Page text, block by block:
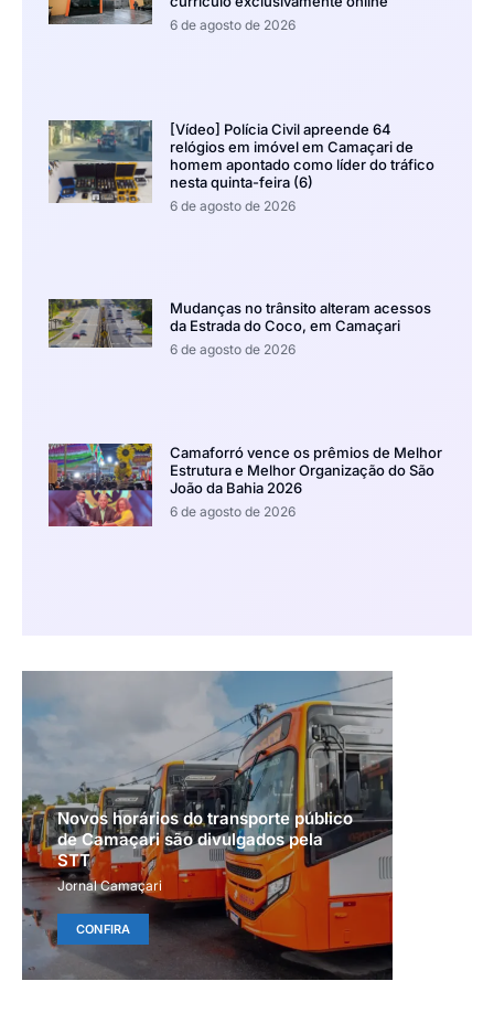
6 de agosto de 2026
[Vídeo] Polícia Civil apreende 64
relógios em imóvel em Camaçari de
homem apontado como líder do tráfico
nesta quinta-feira (6)
6 de agosto de 2026
Mudanças no trânsito alteram acessos
da Estrada do Coco, em Camaçari
6 de agosto de 2026
Camaforró vence os prêmios de Melhor
Estrutura e Melhor Organização do São
João da Bahia 2026
6 de agosto de 2026
Novos horários do transporte público
de Camaçari são divulgados pela
STT
Jornal Camaçari
CONFIRA